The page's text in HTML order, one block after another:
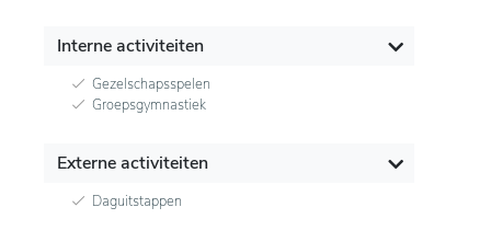
Interne activiteiten
Gezelschapsspelen
Groepsgymnastiek
Externe activiteiten
Daguitstappen